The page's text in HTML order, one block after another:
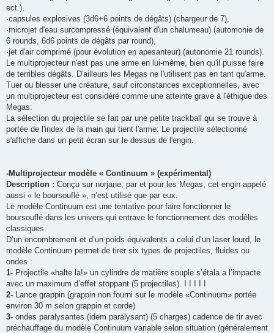
ect.),
·capsules explosives (3d6+6 points de dégâts) (chargeur de 7),
·microjet d'eau surcompressé (équivalent d'un chalumeau) (automonie de
6 rounds, 6d6 points de dégâts par round),
·jet d'air comprimé (pour évolution en apesanteur) (autonomie 21 rounds).
Le multiprojecteur n'est pas une arme en lui-même, bien qu'il puisse faire
de terribles dégâts. D'ailleurs les Megas ne l'utilisent pas en tant qu'arme.
Tuer ou blesser une créature, sauf circons­tances exceptionnelles, avec
un multiprojecteur est considéré comme une atteinte grave à l'éthique des
Megas:
La sélection du projectile se fait par une petite trackball qui se trouve à
portée de l'index de la main qui tient l'arme: Le projecti­le sélectionné
s'affiche dans un petit écran sur le dessus de l'engin.
-Multiprojecteur modèle « Continuum » (expérimental)
Description : Conçu sur norjane, par et pour les Megas, cet engin appelé
aussi « le boursouflé », n’est utilisé que par eux.
Le modèle Continuum est une tentative pour faire fonctionner le
boursouflé dans les univers qui entrave le fonctionnement des modèles
classiques.
D’un encombrement et d’un poids équivalents a celui d’un laser lourd, le
modèle Continuum permet de tirer six types de projectiles, fluides ou
ondes :
1- Projectile «halte la!» un cylindre de matière souple s’étala a l’impacte
avec un maximum d’effet stoppant (5 projectiles). I I I I I
2- Lance grappin (grappin non fourni sur le modèle «Continuum» portée
environ 30 m selon grappin et corde)
3- ondes paralysantes (idem paralysant) (5 charges) cadence de tir avec
préchauffage du modèle Continuum variable selon situation (généralement